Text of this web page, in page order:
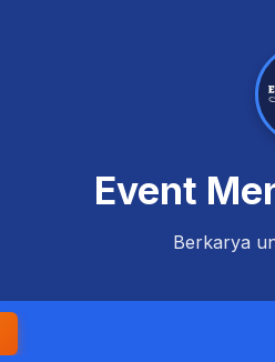
Event
Berkarya